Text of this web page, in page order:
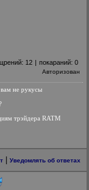
12 | покараний: 0
Авторизован
не рукусы
трэйдера RATM
Уведомлять об ответах